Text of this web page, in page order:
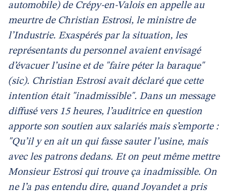
automobile) de Crépy-en-Valois en appelle au
meurtre de Christian Estrosi, le ministre de
l’Industrie. Exaspérés par la situation, les
représentants du personnel avaient envisagé
d’évacuer l’usine et de "faire péter la baraque"
(sic). Christian Estrosi avait déclaré que cette
intention était "inadmissible". Dans un message
diffusé vers 15 heures, l’auditrice en question
apporte son soutien aux salariés mais s’emporte :
"Qu’il y en ait un qui fasse sauter l’usine, mais
avec les patrons dedans. Et on peut même mettre
Monsieur Estrosi qui trouve ça inadmissible. On
ne l’a pas entendu dire, quand Joyandet a pris